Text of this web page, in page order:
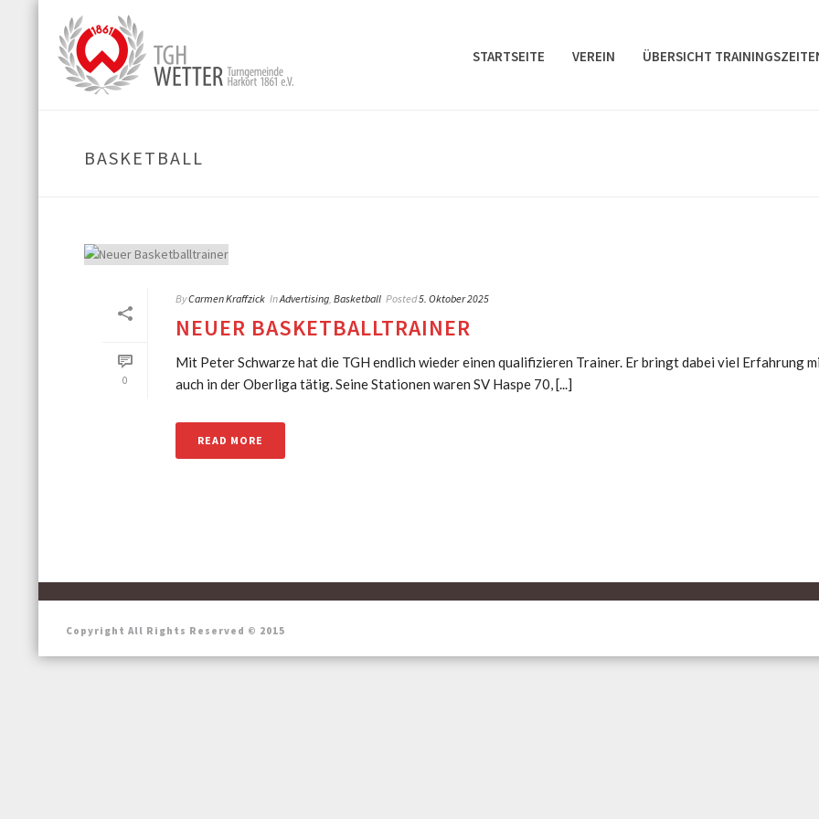
STARTSEITE VEREIN ÜBERSICHT
BASKETBALL
0
ByCarmen Kraffzick InAdvertising, Basketball Posted5. Oktober 2025
NEUER BASKETBALLTRAINER
Mit Peter Schwarze hat die TGH endlich wieder einen qualifizieren Trainer. Er bringt dabei viel Erfahrung
auch in der Oberliga tätig. Seine Stationen waren SV Haspe 70, [...]
READ MORE
Copyright All Rights Reserved © 2015